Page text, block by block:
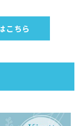
こちら